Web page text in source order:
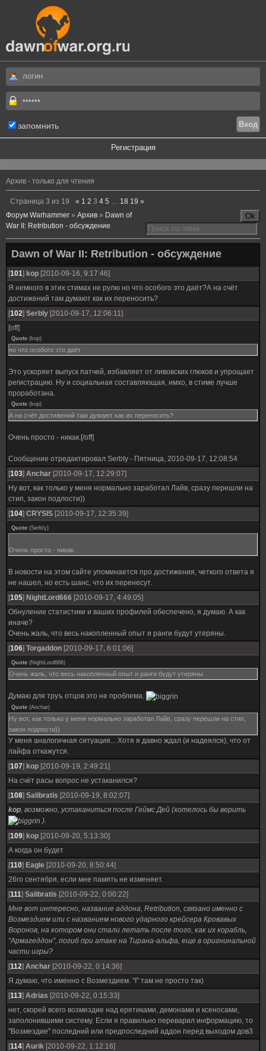
запомнить
Регистрация
.
Архив - только для чтения
Страница 3 из 19 « 1 2 3 4 5 … 18 19 »
Форум Warhammer » Архив » Dawn of
War II: Retribution - обсуждение
Dawn of War II: Retribution - обсуждение
[101] kop [2010-09-16, 9:17:46]
Я немного в этих стимах не рулю но что особого это даёт?А на счёт
достижений там думают как их переносить?
[102] SerbIy [2010-09-17, 12:06:11]
[off]
Quote (kop)
но что особого это даёт
Это ускоряет выпуск патчей, избавляет от ливовских глюков и упрощает
регистрацию. Ну и социальная составляющая, имхо, в стиме лучше
проработана.
Quote (kop)
А на счёт достижений там думают как их переносить?
Очень просто - никак.[/off]
Сообщение отредактировал SerbIy - Пятница, 2010-09-17, 12:08:54
[103] Anchar [2010-09-17, 12:29:07]
Ну вот, как только у меня нормально заработал Лайв, сразу перешли на
стип, закон подлости))
[104] CRYSIS [2010-09-17, 12:35:39]
Quote (SerbIy)
Очень просто - никак.
В новости на этом сайте упоминается про достижения, четкого ответа я
не нашел, но есть шанс, что их перенесут.
[105] NightLord666 [2010-09-17, 4:49:05]
Обнуление статистики и ваших профилей обеспечено, я думаю. А как
иначе?
Очень жаль, что весь накопленный опыт и ранги будут утеряны.
[106] Torgaddon [2010-09-17, 6:01:06]
Quote (NightLord666)
Очень жаль, что весь накопленный опыт и ранги будут утеряны.
Думаю для труъ отцов это не проблема.
Quote (Anchar)
Ну вот, как только у меня нормально заработал Лайв, сразу перешли на стип,
закон подлости))
У меня аналогичная ситуация... Хотя я давно ждал (и надеялся), что от
лайфа откажутся.
[107] kop [2010-09-19, 2:49:21]
На счёт расы вопрос не устаканился?
[108] Salibratis [2010-09-19, 8:02:07]
kop, возможно, устаканиться после Геймс Дей (хотелось бы верить
).
[109] kop [2010-09-20, 5:13:30]
А когда он будет
[110] Eagle [2010-09-20, 8:50:44]
26го сентября, если мне память не изменяет.
[111] Salibratis [2010-09-22, 0:00:22]
Мне вот интересно, название аддона, Retribution, связано именно с
Возмездием или с названием нового ударного крейсера Кровавых
Воронов, на котором они стали летать после того, как их корабль,
"Армагеддон", погиб при атаке на Тирана-альфа, еще в оригнинальной
части игры?
[112] Anchar [2010-09-22, 0:14:36]
Я думаю, что именно с Возмездием. "I" там не просто так)
[113] Adrias [2010-09-22, 0:15:33]
нет, скорей всего возмездие над еретиками, демонами и ксеносами,
заполонившими систему. Если я правильно переварил информацию, то
"Возмездие" последний или предпоследний аддон перед выходом дов3
[114] Aurik [2010-09-22, 1:12:16]